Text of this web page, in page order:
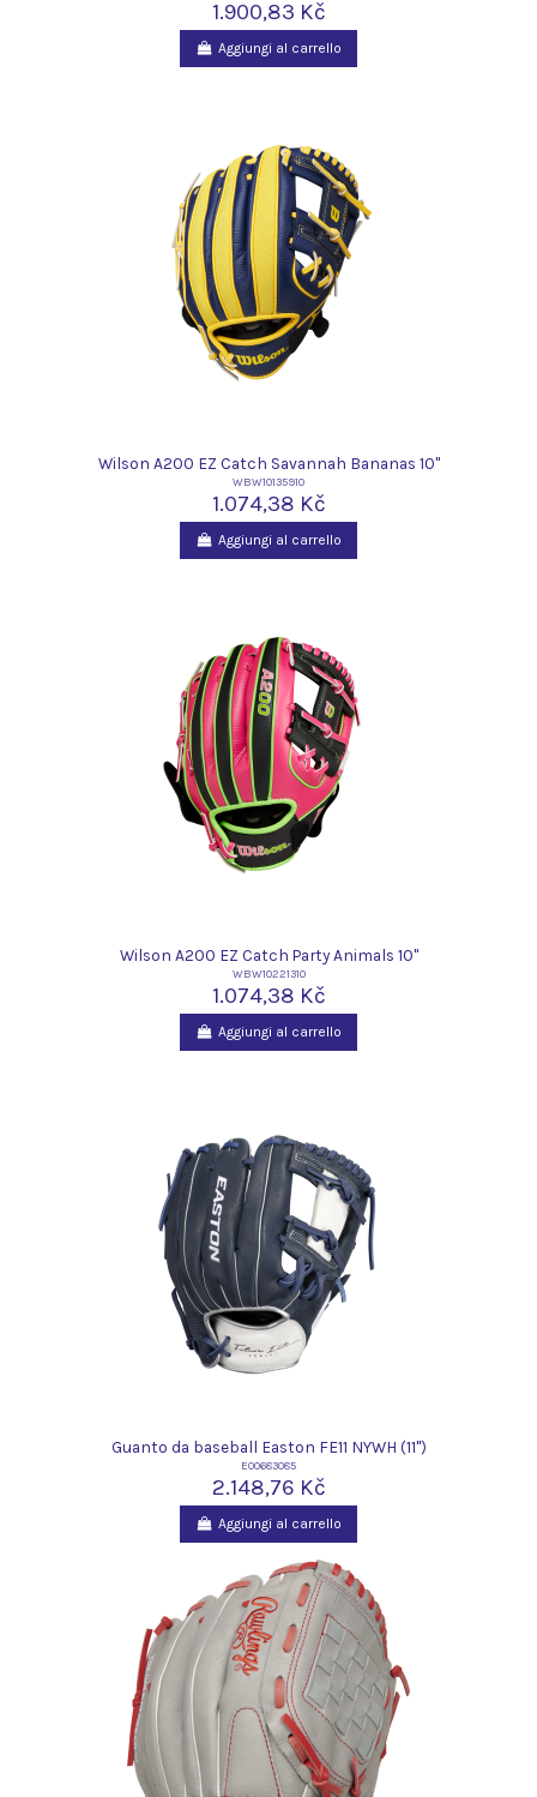
1.900,83 Kč
Aggiungi al carrello
Wilson A200 EZ Catch Savannah Bananas 10"
WBW10135910
1.074,38 Kč
Aggiungi al carrello
Wilson A200 EZ Catch Party Animals 10"
WBW10221310
1.074,38 Kč
Aggiungi al carrello
Guanto da baseball Easton FE11 NYWH (11")
E00683085
2.148,76 Kč
Aggiungi al carrello